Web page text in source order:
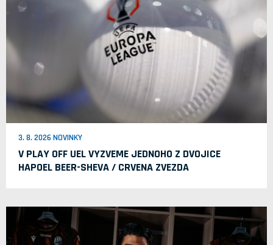
3. 8. 2026 NOVINKY
V PLAY OFF UEL VYZVEME JEDNOHO Z DVOJICE
HAPOEL BEER-SHEVA / CRVENA ZVEZDA